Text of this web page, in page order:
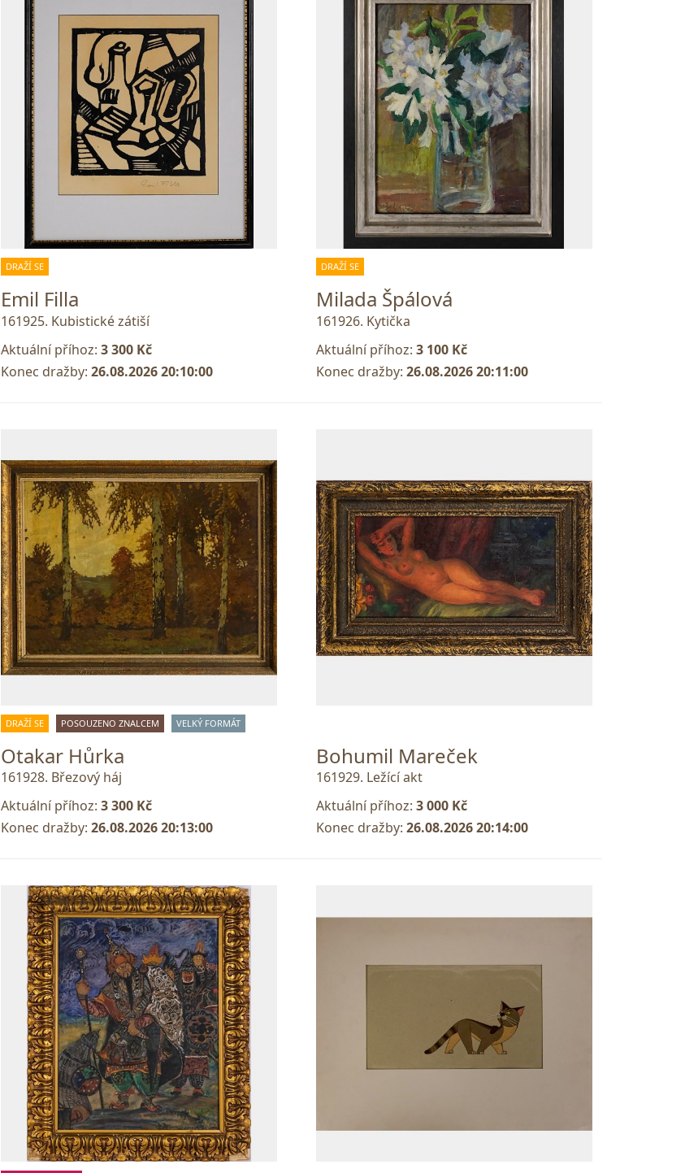
DRAŽÍ SE
Emil Filla
161925. Kubistické zátiší
Aktuální příhoz: 3 300 Kč
Konec dražby: 26.08.2026 20:10:00
DRAŽÍ SE
Milada Špálová
161926. Kytička
Aktuální příhoz: 3 100 Kč
Konec dražby: 26.08.2026 20:11:00
DRAŽÍ SE POSOUZENO ZNALCEM VELKÝ FORMÁT
Otakar Hůrka
161928. Březový háj
Aktuální příhoz: 3 300 Kč
Konec dražby: 26.08.2026 20:13:00
Bohumil Mareček
161929. Ležící akt
Aktuální příhoz: 3 000 Kč
Konec dražby: 26.08.2026 20:14:00